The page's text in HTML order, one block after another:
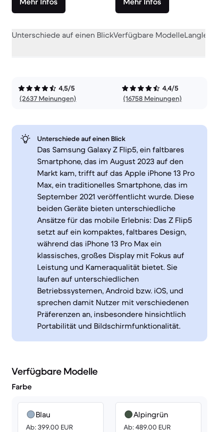
Unterschiede auf einen BlickVerfügbare Modelle
4,5/5
(2637 Meinungen)
4,4/5
(16758 Meinungen)
Unterschiede auf einen Blick
Das Samsung Galaxy Z Flip5, ein faltbares
Smartphone, das im August 2023 auf den
Markt kam, trifft auf das Apple iPhone 13 Pro
Max, ein traditionelles Smartphone, das im
September 2021 veröffentlicht wurde. Diese
beiden Geräte bieten unterschiedliche
Ansätze für das mobile Erlebnis: Das Z Flip5
setzt auf ein kompaktes, faltbares Design,
während das iPhone 13 Pro Max ein
klassisches, großes Display mit Fokus auf
Leistung und Kameraqualität bietet. Sie
laufen auf unterschiedlichen
Betriebssystemen, Android bzw. iOS, und
sprechen damit Nutzer mit verschiedenen
Präferenzen an, insbesondere hinsichtlich
Portabilität und Bildschirmfunktionalität.
Verfügbare Modelle
Farbe
Blau
Ab: 399.00 EUR
Alpingrün
Ab: 489.00 EUR